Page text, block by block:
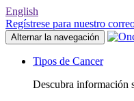
English
Regístrese para nuestro
Alternar la navegación
Tipos de Cancer
Descubra información